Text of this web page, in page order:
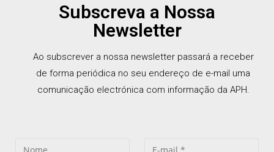
Subscreva a Nossa
Newsletter
Ao subscrever a nossa newsletter passará a receber
de forma periódica no seu endereço de e-mail uma
comunicação electrónica com informação da APH.